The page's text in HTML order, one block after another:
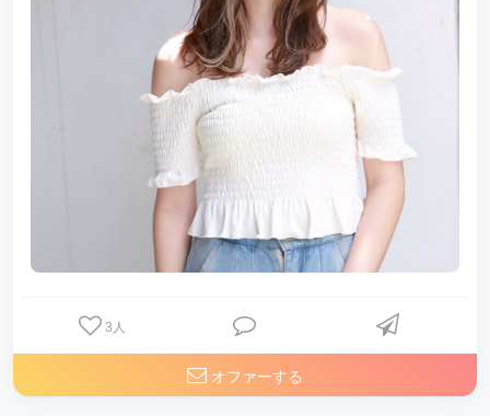
3 人
オファーする